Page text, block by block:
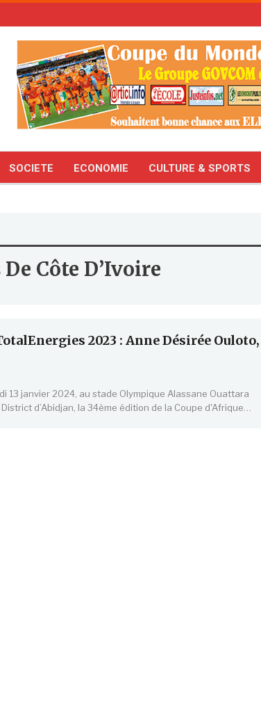
SOCIETE ECONOMIE CULTURE & SPORTS
Côte D’Ivoire
2023 : Anne Désirée Ouloto,
13 janvier 2024, au stade Olympique Alassane Ouattara
d’Abidjan, la 34ème édition de la Coupe d'Afrique…